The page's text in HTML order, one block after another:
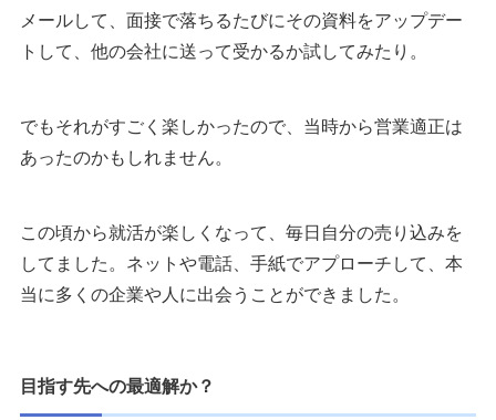
メールして、面接で落ちるたびにその資料をアップデー
トして、他の会社に送って受かるか試してみたり。
でもそれがすごく楽しかったので、当時から営業適正は
あったのかもしれません。
この頃から就活が楽しくなって、毎日自分の売り込みを
してました。ネットや電話、手紙でアプローチして、本
当に多くの企業や人に出会うことができました。
目指す先への最適解か？